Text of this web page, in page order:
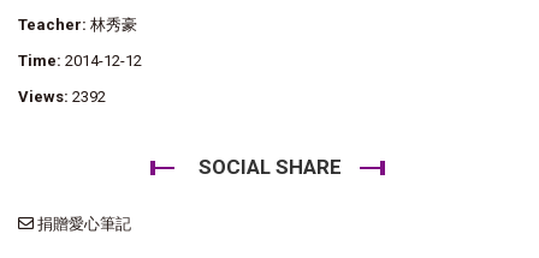
Teacher: 林秀豪
Time: 2014-12-12
Views: 2392
SOCIAL SHARE
捐贈愛心筆記